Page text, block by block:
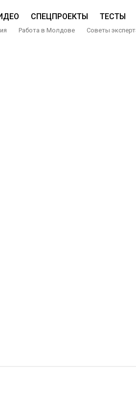
СПЕЦПРОЕКТЫ ТЕСТЫ
Работа в Молдове Советы